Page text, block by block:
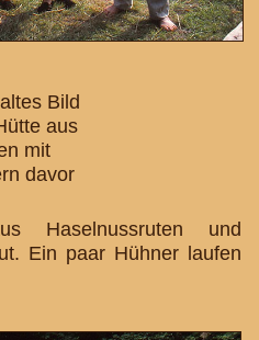
Haselnussruten und
Ein paar Hühner laufen